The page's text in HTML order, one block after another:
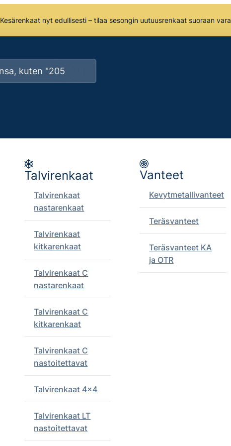
Kesärenkaat nyt edullisesti – tilaa sesongin uutuusrenkaat suoraan
Talvirenkaat
Talvirenkaat
nastarenkaat
Talvirenkaat
kitkarenkaat
Talvirenkaat C
nastarenkaat
Talvirenkaat C
kitkarenkaat
Talvirenkaat C
nastoitettavat
Talvirenkaat 4x4
Talvirenkaat LT
nastoitettavat
Vanteet
Kevytmetallivanteet
Teräsvanteet
Teräsvanteet KA
ja OTR